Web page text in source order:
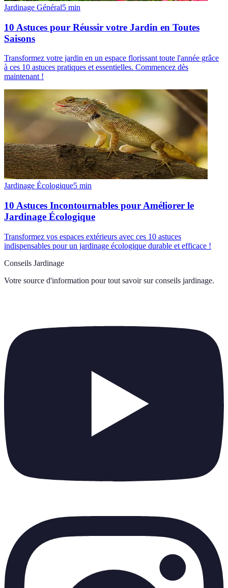
Jardinage Général5 min
10 Astuces pour Réussir votre Jardin en Toutes
Saisons
Transformez votre jardin en un espace florissant toute l'année grâce
à ces 10 astuces pratiques et essentielles. Commencez dès
maintenant !
Jardinage Écologique5 min
10 Astuces Incontournables pour Améliorer le
Jardinage Écologique
Transformez vos espaces extérieurs avec ces 10 astuces
indispensables pour un jardinage écologique durable et efficace !
Conseils Jardinage
Votre source d'information pour tout savoir sur conseils jardinage.